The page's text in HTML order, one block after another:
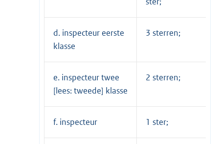
d. inspecteur eerste
klasse
3 sterren;
e. inspecteur twee
[lees: tweede] klasse
2 sterren;
f. inspecteur 1 ster;